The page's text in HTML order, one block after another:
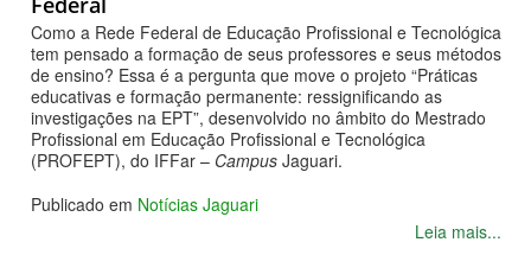
Como a Rede Federal de Educação Profissional e Tecnológica
tem pensado a formação de seus professores e seus métodos
de ensino? Essa é a pergunta que move o projeto “Práticas
educativas e formação permanente: ressignificando as
investigações na EPT”, desenvolvido no âmbito do Mestrado
Profissional em Educação Profissional e Tecnológica
(PROFEPT), do IFFar – Campus Jaguari.
Publicado em Notícias Jaguari
Leia mais...